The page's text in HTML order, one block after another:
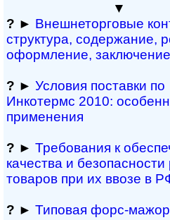
▼
? ► Внешнеторговые
структура, содержание,
оформление,
? ► Условия поставки по
Инкотермс 2010:
применения
? ► Требования к
качества и безопасности
товаров при их ввозе в
? ► Типовая форс-